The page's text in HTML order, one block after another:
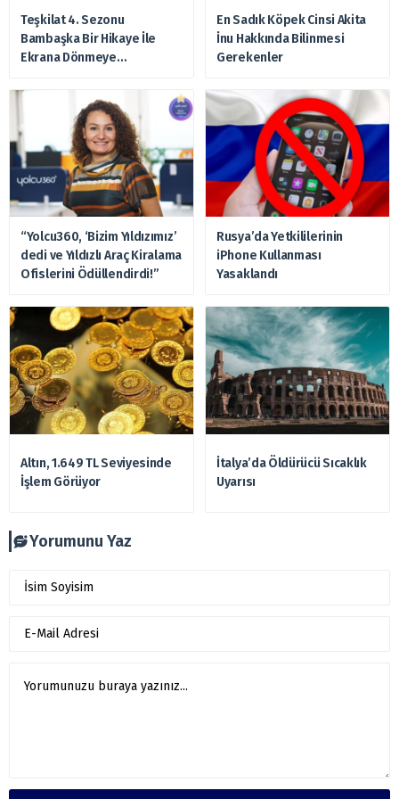
Teşkilat 4. Sezonu
Bambaşka Bir Hikaye İle
Ekrana Dönmeye
En Sadık Köpek Cinsi Akita
İnu Hakkında Bilinmesi
Gerekenler
“Yolcu360, ‘Bizim Yıldızımız’
dedi ve Yıldızlı Araç Kiralama
Ofislerini Ödüllendirdi!”
Rusya’da Yetkililerinin
iPhone Kullanması
Yasaklandı
Altın, 1.649 TL Seviyesinde
İşlem Görüyor
İtalya’da Öldürücü Sıcaklık
Uyarısı
Yorumunu Yaz